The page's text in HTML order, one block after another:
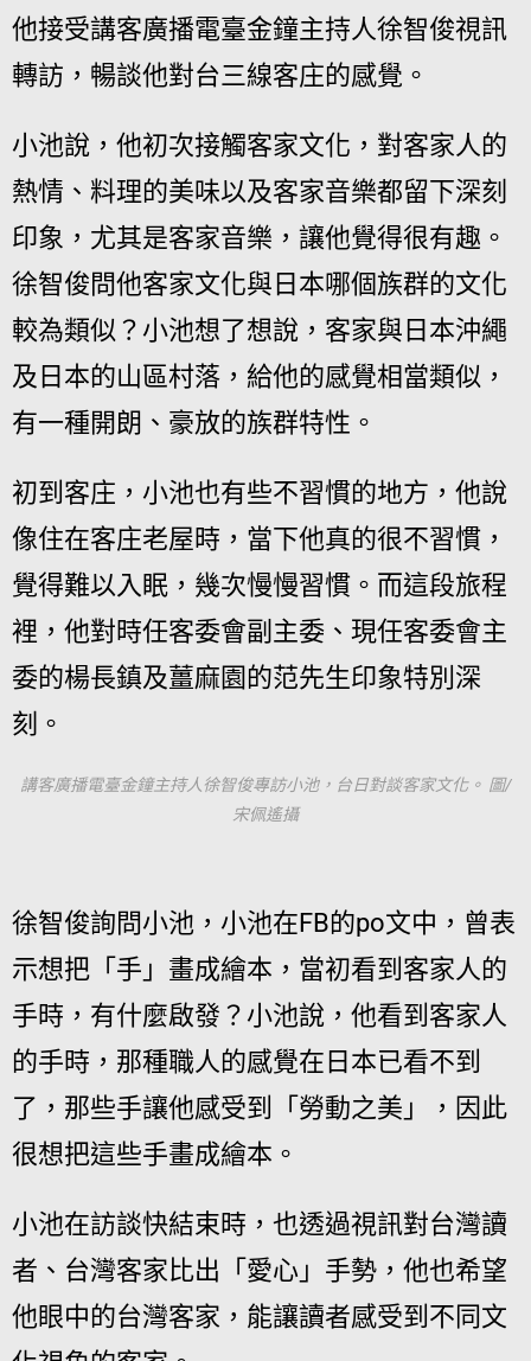
他接受講客廣播電臺金鐘主持人徐智俊視訊
轉訪，暢談他對台三線客庄的感覺。
小池說，他初次接觸客家文化，對客家人的
熱情、料理的美味以及客家音樂都留下深刻
印象，尤其是客家音樂，讓他覺得很有趣。
徐智俊問他客家文化與日本哪個族群的文化
較為類似？小池想了想說，客家與日本沖繩
及日本的山區村落，給他的感覺相當類似，
有一種開朗、豪放的族群特性。
初到客庄，小池也有些不習慣的地方，他說
像住在客庄老屋時，當下他真的很不習慣，
覺得難以入眠，幾次慢慢習慣。而這段旅程
裡，他對時任客委會副主委、現任客委會主
委的楊長鎮及薑麻園的范先生印象特別深
刻。
講客廣播電臺金鐘主持人徐智俊專訪小池，台日對談客家文化。 圖/
宋佩遙攝
徐智俊詢問小池，小池在FB的po文中，曾表
示想把「手」畫成繪本，當初看到客家人的
手時，有什麼啟發？小池說，他看到客家人
的手時，那種職人的感覺在日本已看不到
了，那些手讓他感受到「勞動之美」，因此
很想把這些手畫成繪本。
小池在訪談快結束時，也透過視訊對台灣讀
者、台灣客家比出「愛心」手勢，他也希望
他眼中的台灣客家，能讓讀者感受到不同文